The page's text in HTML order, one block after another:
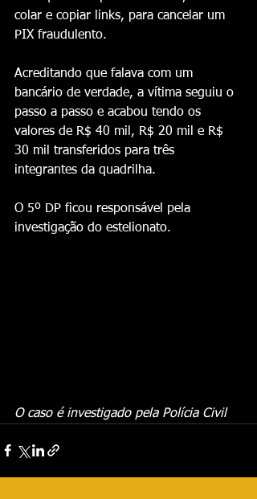
colar e copiar links, para cancelar um
PIX fraudulento.
Acreditando que falava com um
bancário de verdade, a vítima seguiu o
passo a passo e acabou tendo os
valores de R$ 40 mil, R$ 20 mil e R$
30 mil transferidos para três
integrantes da quadrilha.
O 5º DP ficou responsável pela
investigação do estelionato.
O caso é investigado pela Polícia Civil